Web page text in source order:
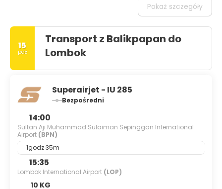
Pokaż szczegóły
15
paź
Transport z Balikpapan do
Lombok
Superairjet - IU 285
Bezpośredni
14:00
Sultan Aji Muhammad Sulaiman Sepinggan International
Airport (BPN)
1godz 35m
15:35
Lombok International Airport (LOP)
10 KG